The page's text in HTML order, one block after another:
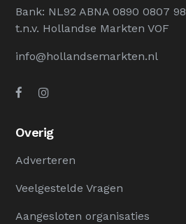
Bank: NL92 ABNA 0890 0807 98
t.n.v. Hollandse Markten VOF
info@hollandsemarkten.nl
Overig
Adverteren
Veelgestelde Vragen
Aangesloten organisaties